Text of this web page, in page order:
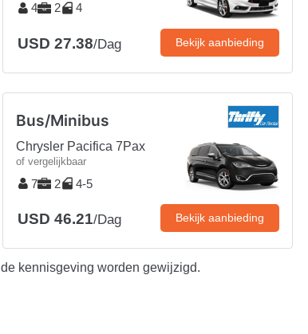
4 2 4
USD 27.38/Dag Bekijk aanbieding
Bus/Minibus
Chrysler Pacifica 7Pax
of vergelijkbaar
7 2 4-5
USD 46.21/Dag Bekijk aanbieding
kennisgeving worden gewijzigd.